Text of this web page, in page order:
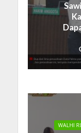
WALHI